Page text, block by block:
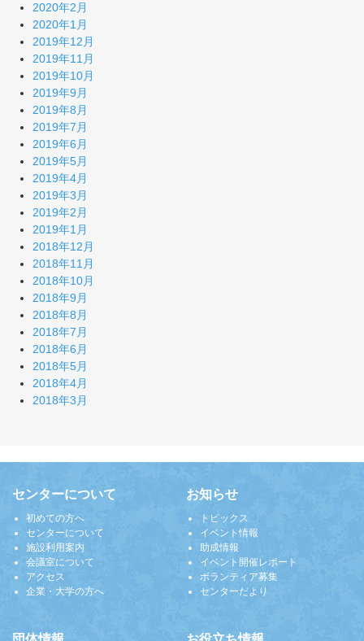
2020年2月
2020年1月
2019年12月
2019年11月
2019年10月
2019年9月
2019年8月
2019年7月
2019年6月
2019年5月
2019年4月
2019年3月
2019年2月
2019年1月
2018年12月
2018年11月
2018年10月
2018年9月
2018年8月
2018年7月
2018年6月
2018年5月
2018年4月
2018年3月
センターについて
初めての方へ
センターについて
施設利用案内
会議室について
アクセス
企業・大学の方へ
お知らせ
トピックス
イベント情報
助成情報
イベント開催レポート
ボランティア募集
センターだより